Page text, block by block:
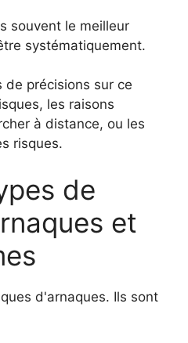
souvent le meilleur
systématiquement.
de précisions sur ce
les raisons
à distance, ou les
risques.
de
et
d'arnaques. Ils sont